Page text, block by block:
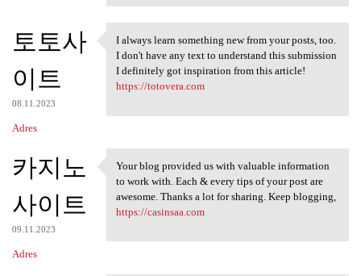
토토사
이트
08.11.2023
Adres
I always learn something new
I always learn something new from your posts, too.
I don't have any text to understand this submission
I definitely got inspiration from this article!
https://totovera.com
카지노
사이트
09.11.2023
Adres
Your blog provided us with
Your blog provided us with valuable information
to work with. Each & every tips of your post are
awesome. Thanks a lot for sharing. Keep blogging,
https://casinsaa.com